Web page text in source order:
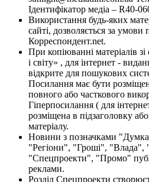
Ідентифікатор медіа – R40-
Використання будь-яких
сайті, дозволяється за умови
Корреспондент.net.
При копіюванні матеріалів
і світу» , для інтернет -
відкрите для пошукових
Посилання має бути
повного або часткового
Гіперпосилання ( для
розміщена в підзаголовку
матеріалу.
Новини з позначками
"Регіони", "Гроші",
"Спецпроекти", "Промо"
реклами.
Розділ Спецпроекти